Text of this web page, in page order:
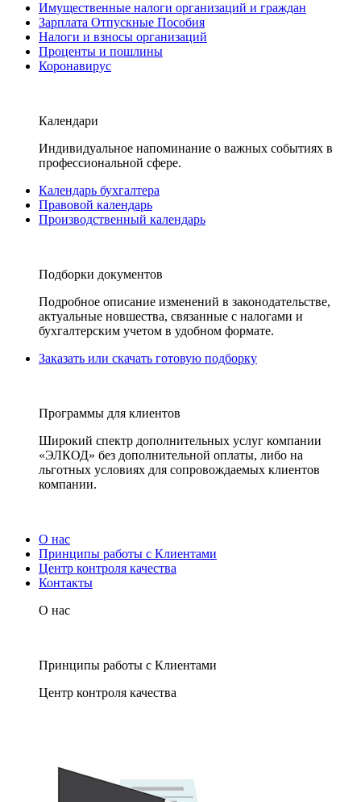
Имущественные налоги организаций и граждан
Зарплата Отпускные Пособия
Налоги и взносы организаций
Проценты и пошлины
Коронавирус
Календари
Индивидуальное напоминание о важных событиях в
профессиональной сфере.
Календарь бухгалтера
Правовой календарь
Производственный календарь
Подборки документов
Подробное описание изменений в законодательстве,
актуальные новшества, связанные с налогами и
бухгалтерским учетом в удобном формате.
Заказать или скачать готовую подборку
Программы для клиентов
Широкий спектр дополнительных услуг компании
«ЭЛКОД» без дополнительной оплаты, либо на
льготных условиях для сопровождаемых клиентов
компании.
О нас
Принципы работы с Клиентами
Центр контроля качества
Контакты
О нас
Принципы работы с Клиентами
Центр контроля качества